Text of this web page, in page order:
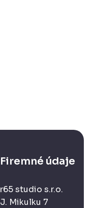
Firemné údaje
r65 studio s.r.o.
J. Mikulku 7